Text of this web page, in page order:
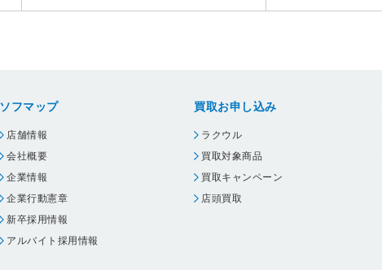
ソフマップ
店舗情報
会社概要
企業情報
企業行動憲章
新卒採用情報
アルバイト採用情報
買取お申し込み
ラクウル
買取対象商品
買取キャンペーン
店頭買取